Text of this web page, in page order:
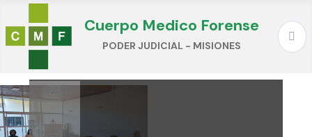
Cuerpo Medico Forense
PODER JUDICIAL - MISIONES